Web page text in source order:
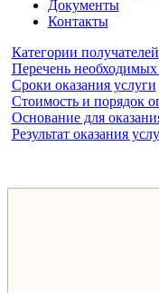
Документы
Контакты
Категории получателей
Перечень
Сроки оказания услуги
Стоимость и порядок
Основание для
Результат оказания